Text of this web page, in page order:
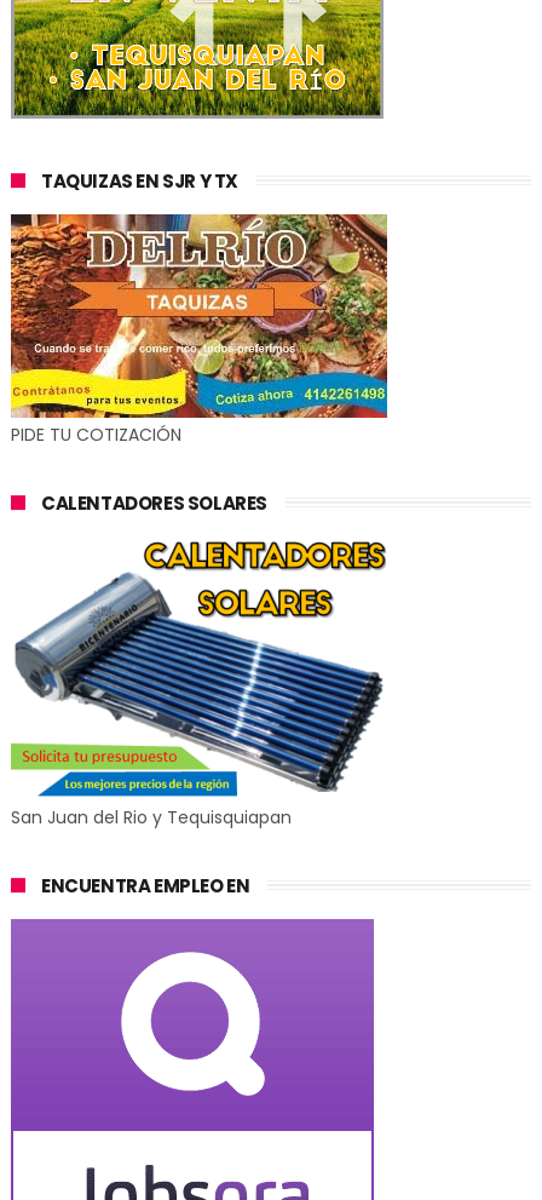
TAQUIZAS EN SJR Y TX
PIDE TU COTIZACIÓN
CALENTADORES SOLARES
San Juan del Rio y Tequisquiapan
ENCUENTRA EMPLEO EN